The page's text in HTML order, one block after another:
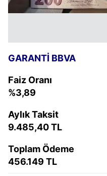
GARANTİ BBVA
Faiz Oranı
%3,89
Aylık Taksit
9.485,40 TL
Toplam Ödeme
456.149 TL